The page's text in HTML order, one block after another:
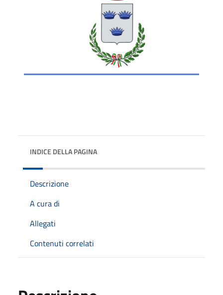
INDICE DELLA PAGINA
Descrizione
A cura di
Allegati
Contenuti correlati